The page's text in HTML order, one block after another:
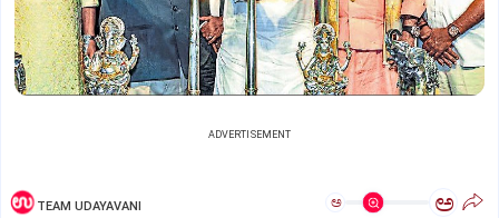
ADVERTISEMENT
TEAM UDAYAVANI ಅ ಅ